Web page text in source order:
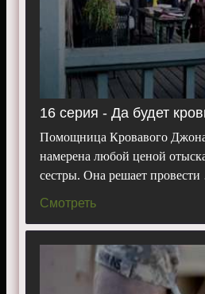
16 серия - Да будет
Помощница Кровавого
намерена любой ценой
сестры. Она решает
Смотреть